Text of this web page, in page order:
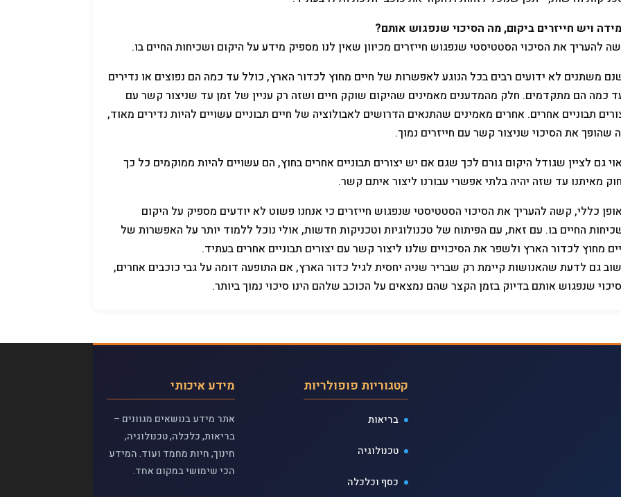
ויש חייזרים ביקום, מה הסיכוי שנפגוש אותם?
להעריך את הסיכוי הסטטיסטי שנפגוש חייזרים מכיוון שאין לנו מספיק מידע על היקום ושכיחות החיים בו.
משתנים לא ידועים רבים בכל הנוגע לאפשרות של חיים מחוץ לכדור הארץ, כולל עד כמה הם נפוצים או נדירים
כמה הם מתקדמים. חלק מהמדענים מאמינים שהיקום שוקק חיים ושזה רק עניין של זמן עד שניצור קשר עם
תבוניים אחרים. אחרים מאמינים שהתנאים הדרושים לאבולוציה של חיים תבוניים עשויים להיות נדירים מאוד,
שהופך את הסיכוי שניצור קשר עם חייזרים נמוך.
גם לציין שגודל היקום גורם לכך שגם אם יש יצורים תבוניים אחרים בחוץ, הם עשויים להיות ממוקמים כל כך
מאיתנו עד שזה יהיה בלתי אפשרי עבורנו ליצור איתם קשר.
כללי, קשה להעריך את הסיכוי הסטטיסטי שנפגוש חייזרים כי אנחנו פשוט לא יודעים מספיק על היקום
החיים בו. עם זאת, עם הפיתוח של טכנולוגיות וטכניקות חדשות, אולי נוכל ללמוד יותר על האפשרות של
מחוץ לכדור הארץ ולשפר את הסיכויים שלנו ליצור קשר עם יצורים תבוניים אחרים בעתיד.
גם לדעת שהאנושות קיימת רק שבריר שניה יחסית לגיל כדור הארץ, אם התופעה דומה על גבי כוכבים אחרים,
שנפגוש אותם בדיוק בזמן הקצר שהם נמצאים על הכוכב שלהם הינו סיכוי נמוך ביותר.
מידע איכותי
אתר מידע בנושאים מגוונים –
בריאות, כלכלה, טכנולוגיה,
חינוך, חיות מחמד ועוד. המידע
הכי שימושי במקום אחד.
קטגוריות פופולריות
בריאות
טכנולוגיה
כסף וכלכלה